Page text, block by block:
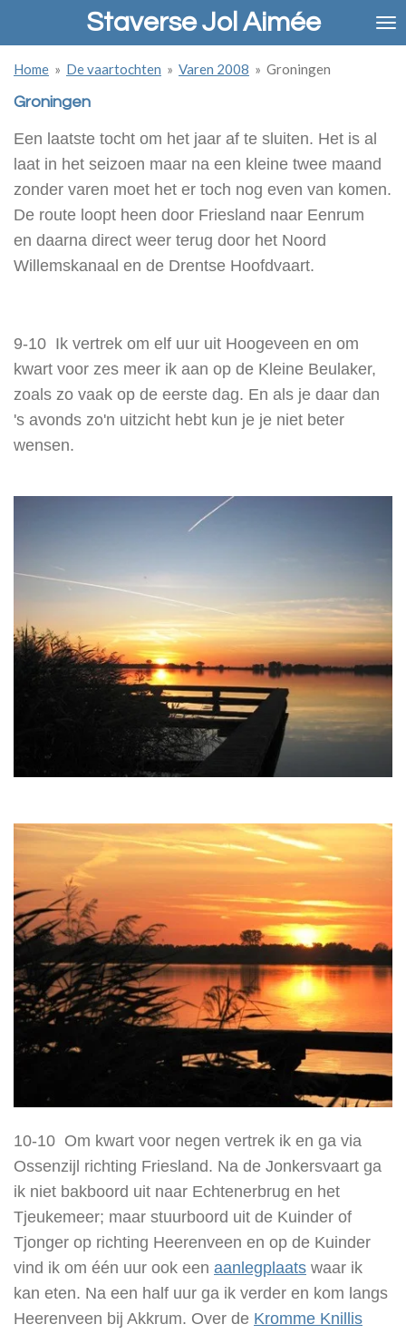
de
hoofdinhoud
Staverse Jol Aimée
Home » De vaartochten » Varen 2008 » Groningen
Groningen
Een laatste tocht om het jaar af te sluiten. Het is al
laat in het seizoen maar na een kleine twee maand
zonder varen moet het er toch nog even van komen.
De route loopt heen door Friesland naar Eenrum
en daarna direct weer terug door het Noord
Willemskanaal en de Drentse Hoofdvaart.
9-10 Ik vertrek om elf uur uit Hoogeveen en om
kwart voor zes meer ik aan op de Kleine Beulaker,
zoals zo vaak op de eerste dag. En als je daar dan
's avonds zo'n uitzicht hebt kun je je niet beter
wensen.
10-10 Om kwart voor negen vertrek ik en ga via
Ossenzijl richting Friesland. Na de Jonkersvaart ga
ik niet bakboord uit naar Echtenerbrug en het
Tjeukemeer; maar stuurboord uit de Kuinder of
Tjonger op richting Heerenveen en op de Kuinder
vind ik om één uur ook een aanlegplaats waar ik
kan eten. Na een half uur ga ik verder en kom langs
Heerenveen bij Akkrum. Over de Kromme Knillis